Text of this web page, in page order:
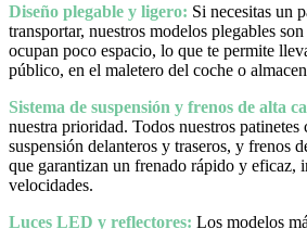
Diseño plegable y ligero: Si necesitas un
transportar, nuestros modelos plegables
ocupan poco espacio, lo que te permite
público, en el maletero del coche o
Sistema de suspensión y frenos de alta
nuestra prioridad. Todos nuestros patinetes
suspensión delanteros y traseros, y frenos
que garantizan un frenado rápido y eficaz,
velocidades.
Luces LED y reflectores: Los modelos